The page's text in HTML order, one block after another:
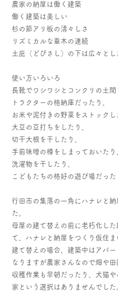
農家の納屋は働く建築
働く建築は美しい
杉の節アリ板の清々しさ
リズミカルな垂木の連続
土庇（どびさし）の下は広々とし
使い方いろいろ
長靴でワシワシとコンクリの土間
トラクターの格納庫だったり、
お米や泥付きの野菜をストックし
大豆の豆打ちをしたり、
切干大根を干したり、
手前味噌の樽をしまっておいたり
洗濯物を干したり、
こどもたちの格好の遊び場だった
行田市の集落の一角にハナレと納
た。
母屋の建て替えの前に老朽化した
て、ハナレと納屋をつくり仮住ま
建て替えの場合、建築中はアパー
なりますが農家さんなので畑や田
収穫作業も早朝だったり、犬猫
家という選択はありませんでした